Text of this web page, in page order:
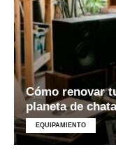
Cómo renovar
planeta de
EQUIPAMIENTO